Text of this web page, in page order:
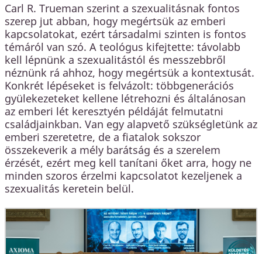
Carl R. Trueman szerint a szexualitásnak fontos
szerep jut abban, hogy megértsük az emberi
kapcsolatokat, ezért társadalmi szinten is fontos
témáról van szó. A teológus kifejtette: távolabb
kell lépnünk a szexualitástól és messzebbről
néznünk rá ahhoz, hogy megértsük a kontextusát.
Konkrét lépéseket is felvázolt: többgenerációs
gyülekezeteket kellene létrehozni és általánosan
az emberi lét keresztyén példáját felmutatni
családjainkban. Van egy alapvető szükségletünk az
emberi szeretetre, de a fiatalok sokszor
összekeverik a mély barátság és a szerelem
érzését, ezért meg kell tanítani őket arra, hogy ne
minden szoros érzelmi kapcsolatot kezeljenek a
szexualitás keretein belül.